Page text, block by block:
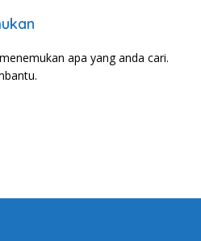
apa yang anda cari.